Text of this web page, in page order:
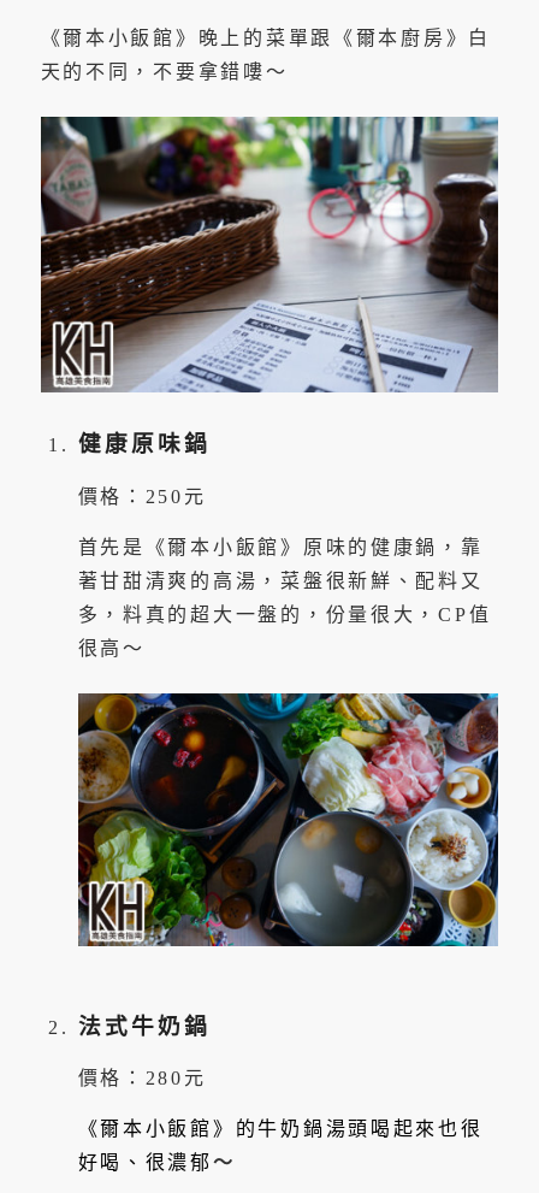
《爾本小飯館》晚上的菜單跟《爾本廚房》白
天的不同，不要拿錯嘍～
健康原味鍋
價格：250元
首先是《爾本小飯館》原味的健康鍋，靠
著甘甜清爽的高湯，菜盤很新鮮、配料又
多，料真的超大一盤的，份量很大，CP值
很高～
法式牛奶鍋
價格：280元
《爾本小飯館》的牛奶鍋湯頭喝起來也很
好喝、很濃郁 ～